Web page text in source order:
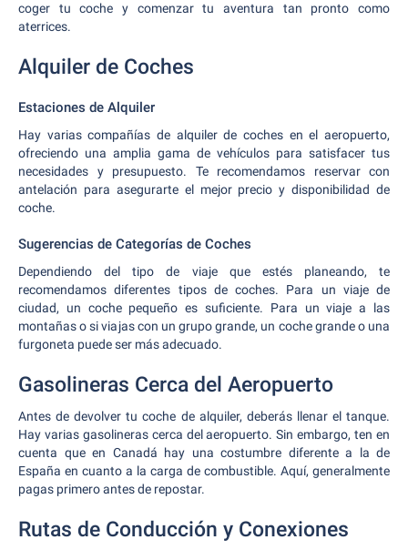
coger tu coche y comenzar tu aventura tan pronto como
aterrices.
Alquiler de Coches
Estaciones de Alquiler
Hay varias compañías de alquiler de coches en el aeropuerto,
ofreciendo una amplia gama de vehículos para satisfacer tus
necesidades y presupuesto. Te recomendamos reservar con
antelación para asegurarte el mejor precio y disponibilidad de
coche.
Sugerencias de Categorías de Coches
Dependiendo del tipo de viaje que estés planeando, te
recomendamos diferentes tipos de coches. Para un viaje de
ciudad, un coche pequeño es suficiente. Para un viaje a las
montañas o si viajas con un grupo grande, un coche grande o una
furgoneta puede ser más adecuado.
Gasolineras Cerca del Aeropuerto
Antes de devolver tu coche de alquiler, deberás llenar el tanque.
Hay varias gasolineras cerca del aeropuerto. Sin embargo, ten en
cuenta que en Canadá hay una costumbre diferente a la de
España en cuanto a la carga de combustible. Aquí, generalmente
pagas primero antes de repostar.
Rutas de Conducción y Conexiones